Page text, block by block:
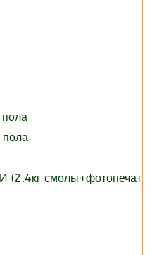
смолы+фотопечать)